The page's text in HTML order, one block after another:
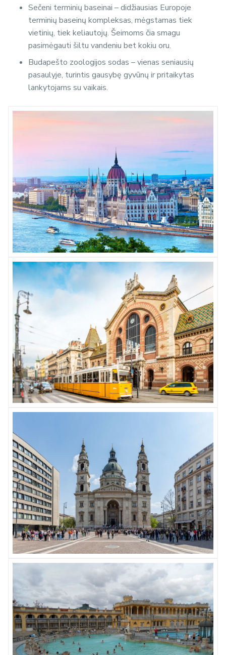
Sečeni terminių baseinai – didžiausias Europoje
terminių baseinų kompleksas, mėgstamas tiek
vietinių, tiek keliautojų. Šeimoms čia smagu
pasimėgauti šiltu vandeniu bet kokiu oru.
Budapešto zoologijos sodas – vienas seniausių
pasaulyje, turintis gausybę gyvūnų ir pritaikytas
lankytojams su vaikais.